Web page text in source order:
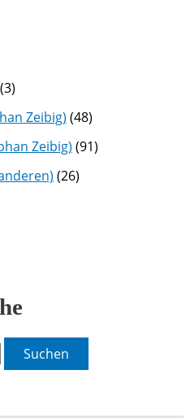
(3)
Zeibig) (48)
Zeibig) (91)
(26)
Suchen